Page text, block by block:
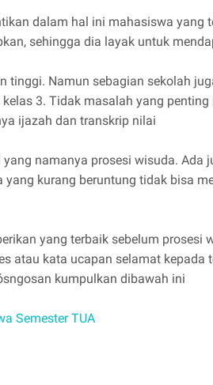
dalam hal ini mahasiswa
sehingga dia layak untuk
tinggi. Namun sebagian sekolah
3. Tidak masalah yang
ijazah dan transkrip nilai
namanya prosesi wisuda.
kurang beruntung tidak bisa
yang terbaik sebelum
atau kata ucapan selamat
kumpulkan dibawah ini
Semester TUA